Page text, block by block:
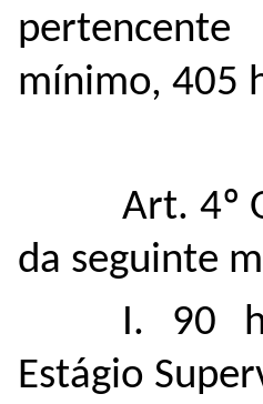
mínimo, 405
Art. 4º
da seguinte
I. 90
Estágio